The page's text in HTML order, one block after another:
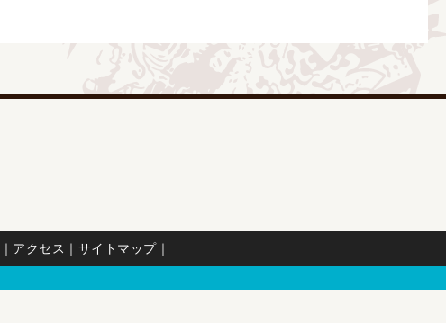
｜ アクセス ｜ サイトマップ｜